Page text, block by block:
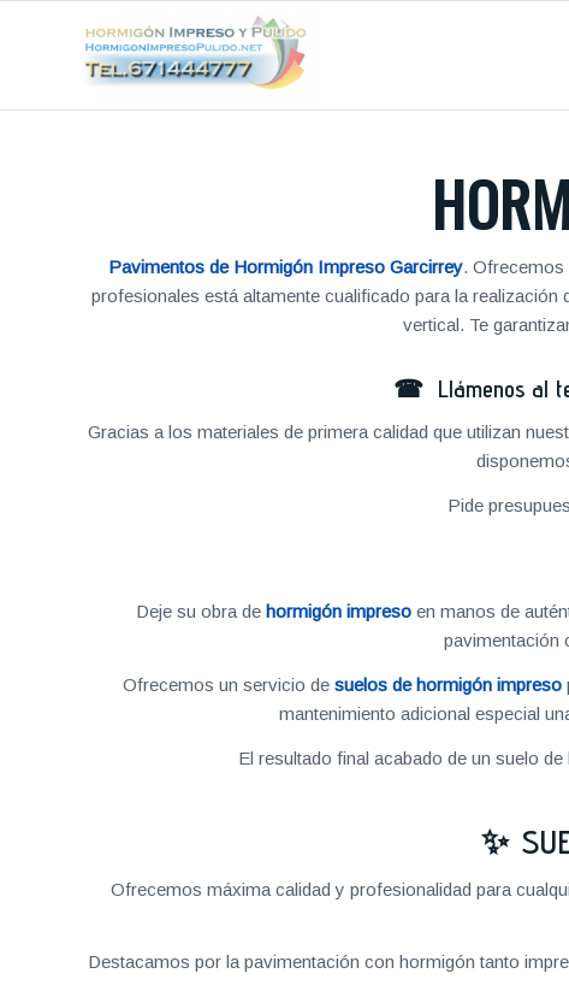
Pavimentos de Hormigón Impreso Garcirrey. Ofrecemos
profesionales está altamente cualificado para la
vertical. Te
☎ Llámenos al
Gracias a los materiales de primera calidad que utilizan
Pide
Deje su obra de hormigón impresoen manos de
pavimentación
Ofrecemos un servicio de suelos de hormigón impreso
mantenimiento adicional especial
El resultado final acabado de un suelo
✨
Ofrecemos máxima calidad y profesionalidad para
Destacamos por la pavimentación con hormigón tanto